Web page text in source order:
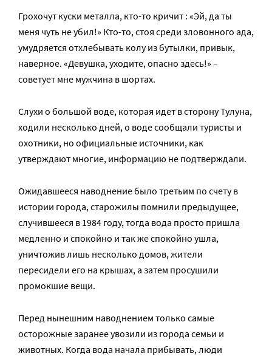
Грохочут куски металла, кто-то кричит : «Эй, да ты
меня чуть не убил!» Кто-то, стоя среди зловонного ада,
умудряется отхлебывать колу из бутылки, привык,
наверное. «Девушка, уходите, опасно здесь!» –
советует мне мужчина в шортах.
Слухи о большой воде, которая идет в сторону Тулуна,
ходили несколько дней, о воде сообщали туристы и
охотники, но официальные источники, как
утверждают многие, информацию не подтверждали.
Ожидавшееся наводнение было третьим по счету в
истории города, старожилы помнили предыдущее,
случившееся в 1984 году, тогда вода просто пришла
медленно и спокойно и так же спокойно ушла,
уничтожив лишь несколько домов, жители
пересидели его на крышах, а затем просушили
промокшие вещи.
Перед нынешним наводнением только самые
осторожные заранее увозили из города семьи и
животных. Когда вода начала прибывать, люди